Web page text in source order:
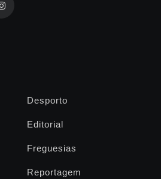
Desporto
Editorial
Freguesias
Reportagem